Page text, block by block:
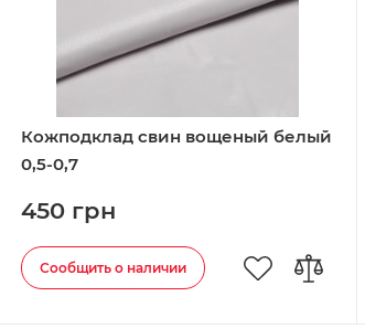
Кожподклад свин вощеный белый
0,5-0,7
450 грн
Сообщить о наличии